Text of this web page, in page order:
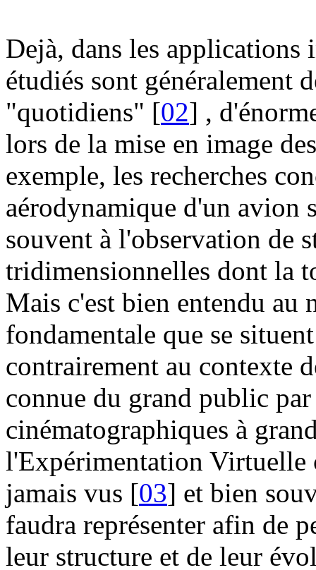
Dejà, dans les applications
étudiés sont généralement
"quotidiens" [02] ,
lors de la mise en image
exemple, les recherches
aérodynamique d'un avion
souvent à l'observation de
tridimensionnelles dont la
Mais c'est bien entendu au
fondamentale que se
contrairement au contexte
connue du grand public
cinématographiques à
l'Expérimentation Virtuelle
jamais vus [03] et bien
faudra représenter afin de
leur structure et de leur